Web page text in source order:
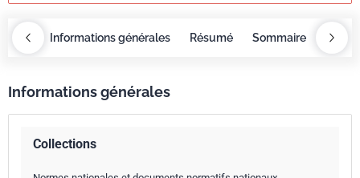
Informations générales Résumé Sommaire
Informations générales
Collections